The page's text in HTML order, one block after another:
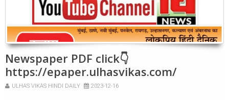
Newspaper PDF click👇
https://epaper.ulhasvikas.com/
ULHAS VIKAS HINDI DAILY 2023-12-16